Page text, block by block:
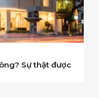
Sự thật được